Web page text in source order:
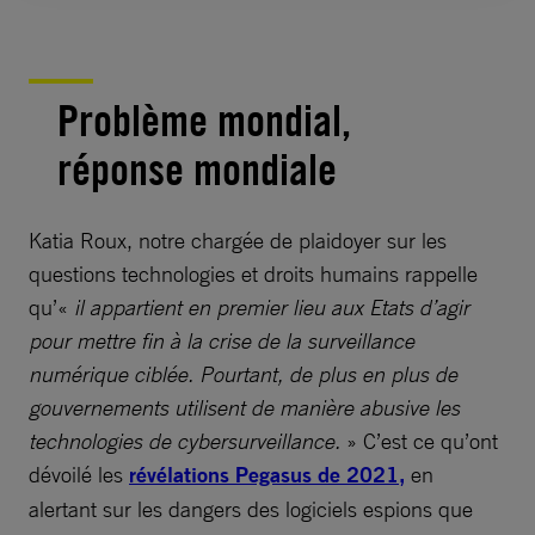
Problème mondial,
réponse mondiale
Katia Roux, notre chargée de plaidoyer sur les
questions technologies et droits humains rappelle
qu’« il appartient en premier lieu aux Etats d’agir
pour mettre fin à la crise de la surveillance
numérique ciblée. Pourtant, de plus en plus de
gouvernements utilisent de manière abusive les
technologies de cybersurveillance. » C’est ce qu’ont
dévoilé les révélations Pegasus de 2021, en
alertant sur les dangers des logiciels espions que